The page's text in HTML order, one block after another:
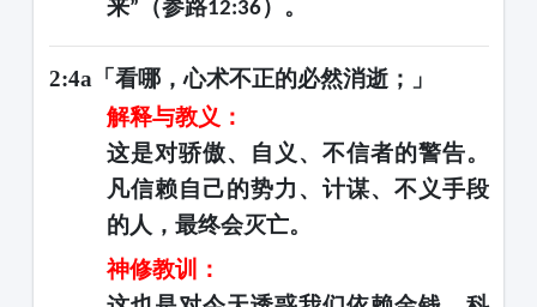
来” （参路12:36）。
2:4a「看哪，心术不正的必然消逝；」
解释与教义：
这是对骄傲、自义、不信者的警告。
凡信赖自己的势力、计谋、不义手段
的人，最终会灭亡。
神修教训：